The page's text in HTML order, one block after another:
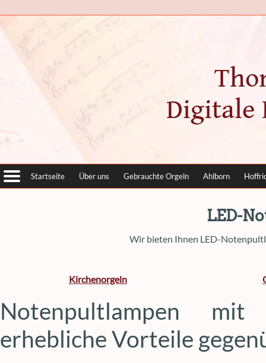
Digitale
Startseite Über uns Gebrauchte Orgeln Ahlborn
LED-
Wir bieten Ihnen LED-
Kirchenorgeln
Notenpultlampen mit
erhebliche Vorteile